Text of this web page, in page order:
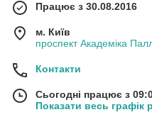
Працює з 30.08.2016
м. Київ
проспект Академіка
Контакти
Сьогодні працює з
Показати весь графік